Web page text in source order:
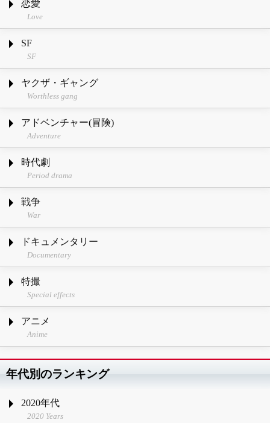
恋愛
Love
SF
SF
ヤクザ・ギャング
Worthless gang
アドベンチャー(冒険)
Adventure
時代劇
Period drama
戦争
War
ドキュメンタリー
Documentary
特撮
Special effects
アニメ
Anime
年代別のランキング
2020年代
2020 Years